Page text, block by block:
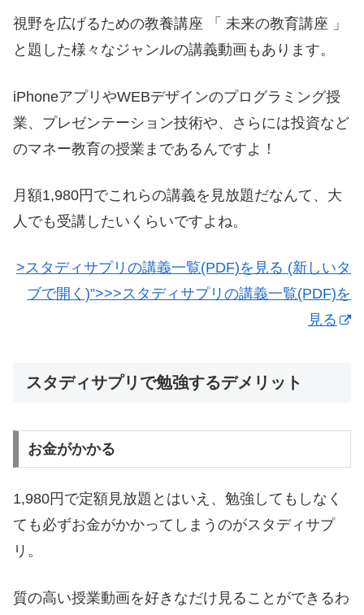
視野を広げるための教養講座 「 未来の教育講座 」
と題した様々なジャンルの講義動画もあります。
iPhoneアプリやWEBデザインのプログラミング授
業、プレゼンテーション技術や、さらには投資など
のマネー教育の授業まであるんですよ！
月額1,980円でこれらの講義を見放題だなんて、大
人でも受講したいくらいですよね。
>スタディサプリの講義一覧(PDF)を見る (新しいタ
ブで開く)”>>>スタディサプリの講義一覧(PDF)を
見る
スタディサプリで勉強するデメリット
お金がかかる
1,980円で定額見放題とはいえ、勉強してもしなく
ても必ずお金がかかってしまうのがスタディサプ
リ。
質の高い授業動画を好きなだけ見ることができるわ